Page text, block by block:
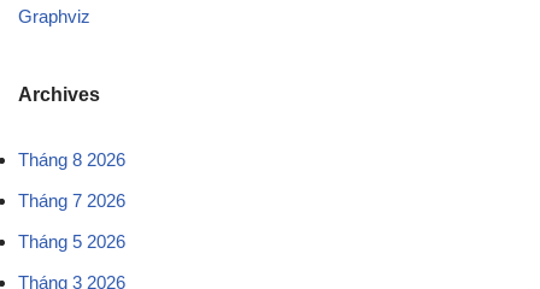
Graphviz
Archives
Tháng 8 2026
Tháng 7 2026
Tháng 5 2026
Tháng 3 2026